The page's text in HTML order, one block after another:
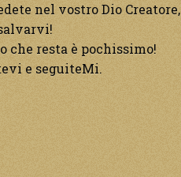
nel vostro Dio Creatore,
resta è pochissimo!
e seguiteMi.